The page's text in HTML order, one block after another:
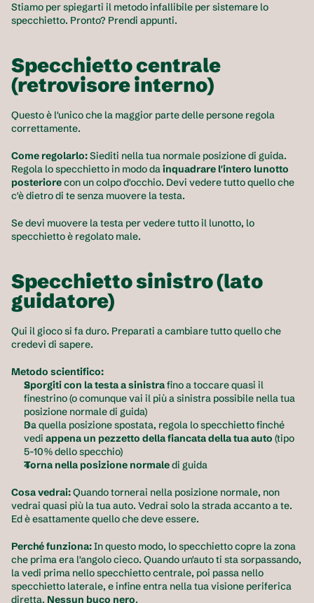
Stiamo per spiegarti il metodo infallibile per sistemare lo
specchietto. Pronto? Prendi appunti.
Specchietto centrale
(retrovisore interno)
Questo è l'unico che la maggior parte delle persone regola
correttamente.
Come regolarlo: Siediti nella tua normale posizione di guida.
Regola lo specchietto in modo da inquadrare l'intero lunotto
posteriore con un colpo d'occhio. Devi vedere tutto quello che
c'è dietro di te senza muovere la testa.
Se devi muovere la testa per vedere tutto il lunotto, lo
specchietto è regolato male.
Specchietto sinistro (lato
guidatore)
Qui il gioco si fa duro. Preparati a cambiare tutto quello che
credevi di sapere.
Metodo scientifico:
Sporgiti con la testa a sinistra fino a toccare quasi il
finestrino (o comunque vai il più a sinistra possibile nella tua
posizione normale di guida)
Da quella posizione spostata, regola lo specchietto finché
vedi appena un pezzetto della fiancata della tua auto (tipo
5-10% dello specchio)
Torna nella posizione normale di guida
Cosa vedrai: Quando tornerai nella posizione normale, non
vedrai quasi più la tua auto. Vedrai solo la strada accanto a te.
Ed è esattamente quello che deve essere.
Perché funziona: In questo modo, lo specchietto copre la zona
che prima era l'angolo cieco. Quando un'auto ti sta sorpassando,
la vedi prima nello specchietto centrale, poi passa nello
specchietto laterale, e infine entra nella tua visione periferica
diretta. Nessun buco nero.